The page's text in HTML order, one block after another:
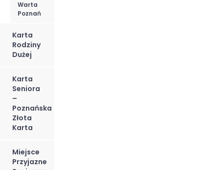
Warta
Poznań
Karta
Rodziny
Dużej
Karta
Seniora
–
Poznańska
Złota
Karta
Miejsce
Przyjazne